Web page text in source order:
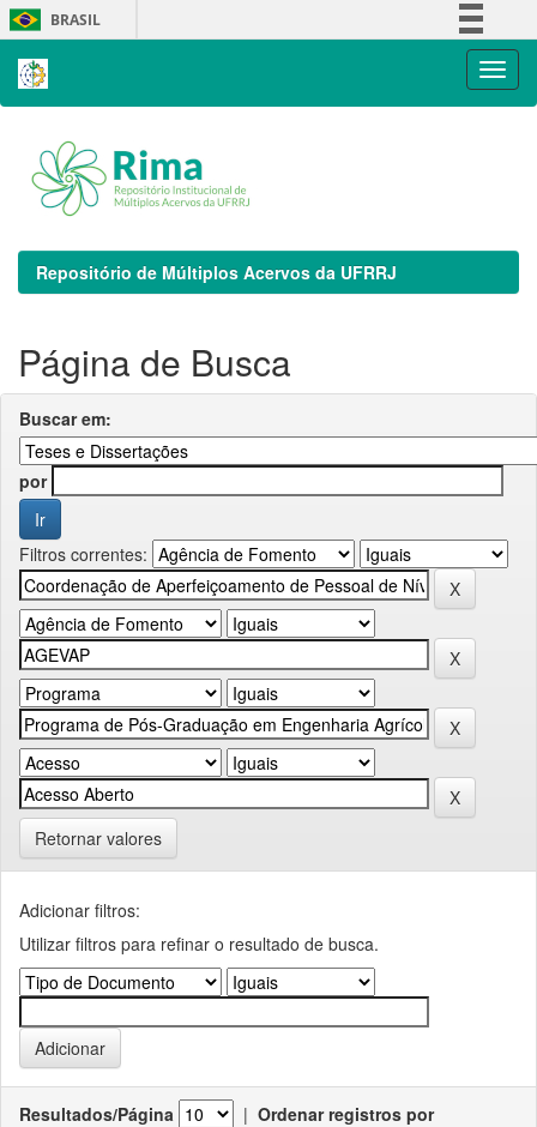
Skip
navigation
BRASIL
Repositório de Múltiplos Acervos da UFRRJ
Página de Busca
Buscar em:
por
Filtros correntes:
Retornar valores
Adicionar filtros:
Utilizar filtros para refinar o resultado de busca.
Resultados/Página | Ordenar registros por